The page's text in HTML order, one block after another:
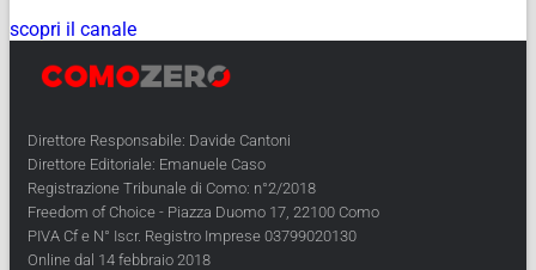
scopri il canale
Direttore Responsabile: Davide Cantoni
Direttore Editoriale: Emanuele Caso
Registrazione Tribunale di Como: n°2/2018
Freedom of Choice - Piazza Duomo 17, 22100 Como
PIVA Cf e N° Iscr. Registro Imprese 03799020130
Online dal 14 febbraio 2018